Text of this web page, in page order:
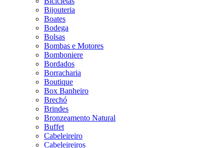
Bijouteria
Boates
Bodega
Bolsas
Bombas e Motores
Bomboniere
Bordados
Borracharia
Boutique
Box Banheiro
Brechó
Brindes
Bronzeamento Natural
Buffet
Cabeleireiro
Cabeleireiros